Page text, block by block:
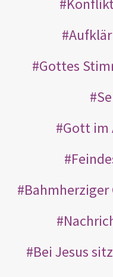
Gottes
Gott im
Bei Jesus